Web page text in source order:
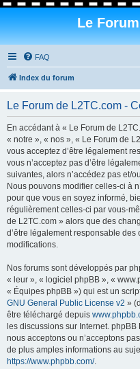
Le
FAQ
Index du forum
Le Forum de L2TC.com -
En accédant à « Le Forum de
« notre », « nos », « Le Forum de
vous acceptez d’être légalement
vous n’acceptez pas d’être
suivantes, alors n’accédez pas et/
Nous pouvons modifier celles-ci à
pour que vous en soyez informé,
régulièrement celles-ci par vous-
de L2TC.com » alors que des
d’être légalement responsable
modifications.
Nos forums sont développés par
« leur », « logiciel phpBB », «
« Équipes phpBB ») qui est un
GNU General Public License v2 »
être téléchargé depuis
les discussions sur Internet.
nous acceptons ou n’acceptons
de plus amples informations au
https://www.phpbb.com/.